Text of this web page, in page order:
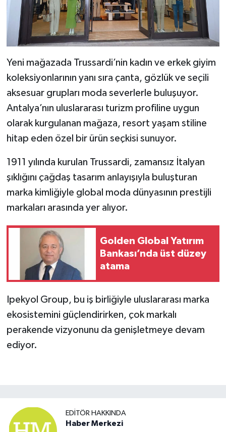
Yeni mağazada Trussardi’nin kadın ve erkek giyim
koleksiyonlarının yanı sıra çanta, gözlük ve seçili
aksesuar grupları moda severlerle buluşuyor.
Antalya’nın uluslararası turizm profiline uygun
olarak kurgulanan mağaza, resort yaşam stiline
hitap eden özel bir ürün seçkisi sunuyor.
1911 yılında kurulan Trussardi, zamansız İtalyan
şıklığını çağdaş tasarım anlayışıyla buluşturan
marka kimliğiyle global moda dünyasının prestijli
markaları arasında yer alıyor.
Golden Global Yatırım
Bankası’nda üst düzey
atama
Ipekyol Group, bu iş birliğiyle uluslararası marka
ekosistemini güçlendirirken, çok markalı
perakende vizyonunu da genişletmeye devam
ediyor.
EDITÖR HAKKINDA
Haber Merkezi